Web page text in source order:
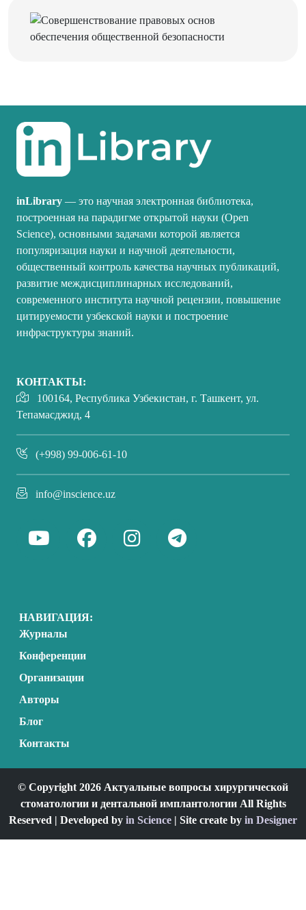
inLibrary — это научная электронная библиотека,
построенная на парадигме открытой науки (Open
Science), основными задачами которой является
популяризация науки и научной деятельности,
общественный контроль качества научных публикаций,
развитие междисциплинарных исследований,
современного института научной рецензии, повышение
цитируемости узбекской науки и построение
инфраструктуры знаний.
КОНТАКТЫ:
100164, Республика Узбекистан, г. Ташкент, ул.
Тепамасджид, 4
(+998) 99-006-61-10
info@inscience.uz
НАВИГАЦИЯ:
Журналы
Конференции
Организации
Авторы
Блог
Контакты
© Copyright 2026 Актуальные вопросы хирургической
стоматологии и дентальной имплантологии All Rights
Reserved | Developed by in Science | Site create by in Designer